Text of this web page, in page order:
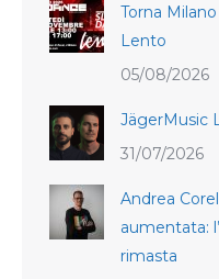
Torna
Lento
05/08/2026
JägerMusic
31/07/2026
Andrea
aumentata:
rimasta